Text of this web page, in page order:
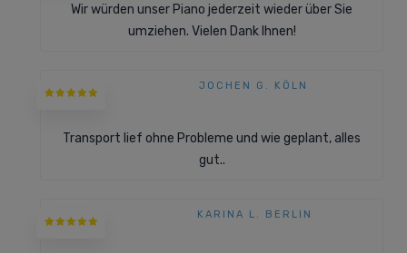
Wir würden unser Piano jederzeit wieder über Sie
umziehen. Vielen Dank Ihnen!
JOCHEN G. KÖLN
Transport lief ohne Probleme und wie geplant, alles
gut..
KARINA L. BERLIN